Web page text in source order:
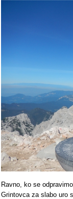
Ravno, ko se
Grintovca za slabo uro